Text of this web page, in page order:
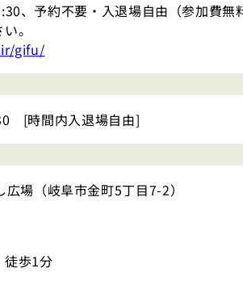
、予約不要・入退場自由（参加費無
。
gifu/
[時間内入退場自由]
場（岐阜市金町5丁目7-2）
徒歩1分